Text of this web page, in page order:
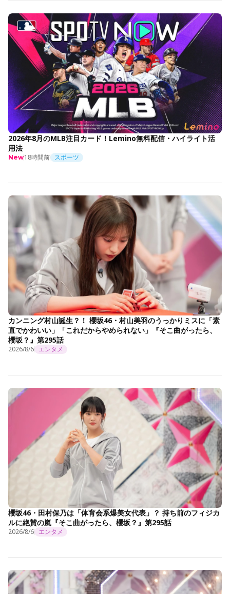
2026年8月のMLB注目カード！Lemino無料配信・ハイライト活
用法
New18時間前 スポーツ
カンニング村山誕生？！ 櫻坂46・村山美羽のうっかりミスに「素
直でかわいい」「これだからやめられない」『そこ曲がったら、
櫻坂？』第295話
2026/8/6 エンタメ
櫻坂46・田村保乃は「体育会系爆美女代表」？ 持ち前のフィジカ
ルに絶賛の嵐『そこ曲がったら、櫻坂？』第295話
2026/8/6 エンタメ